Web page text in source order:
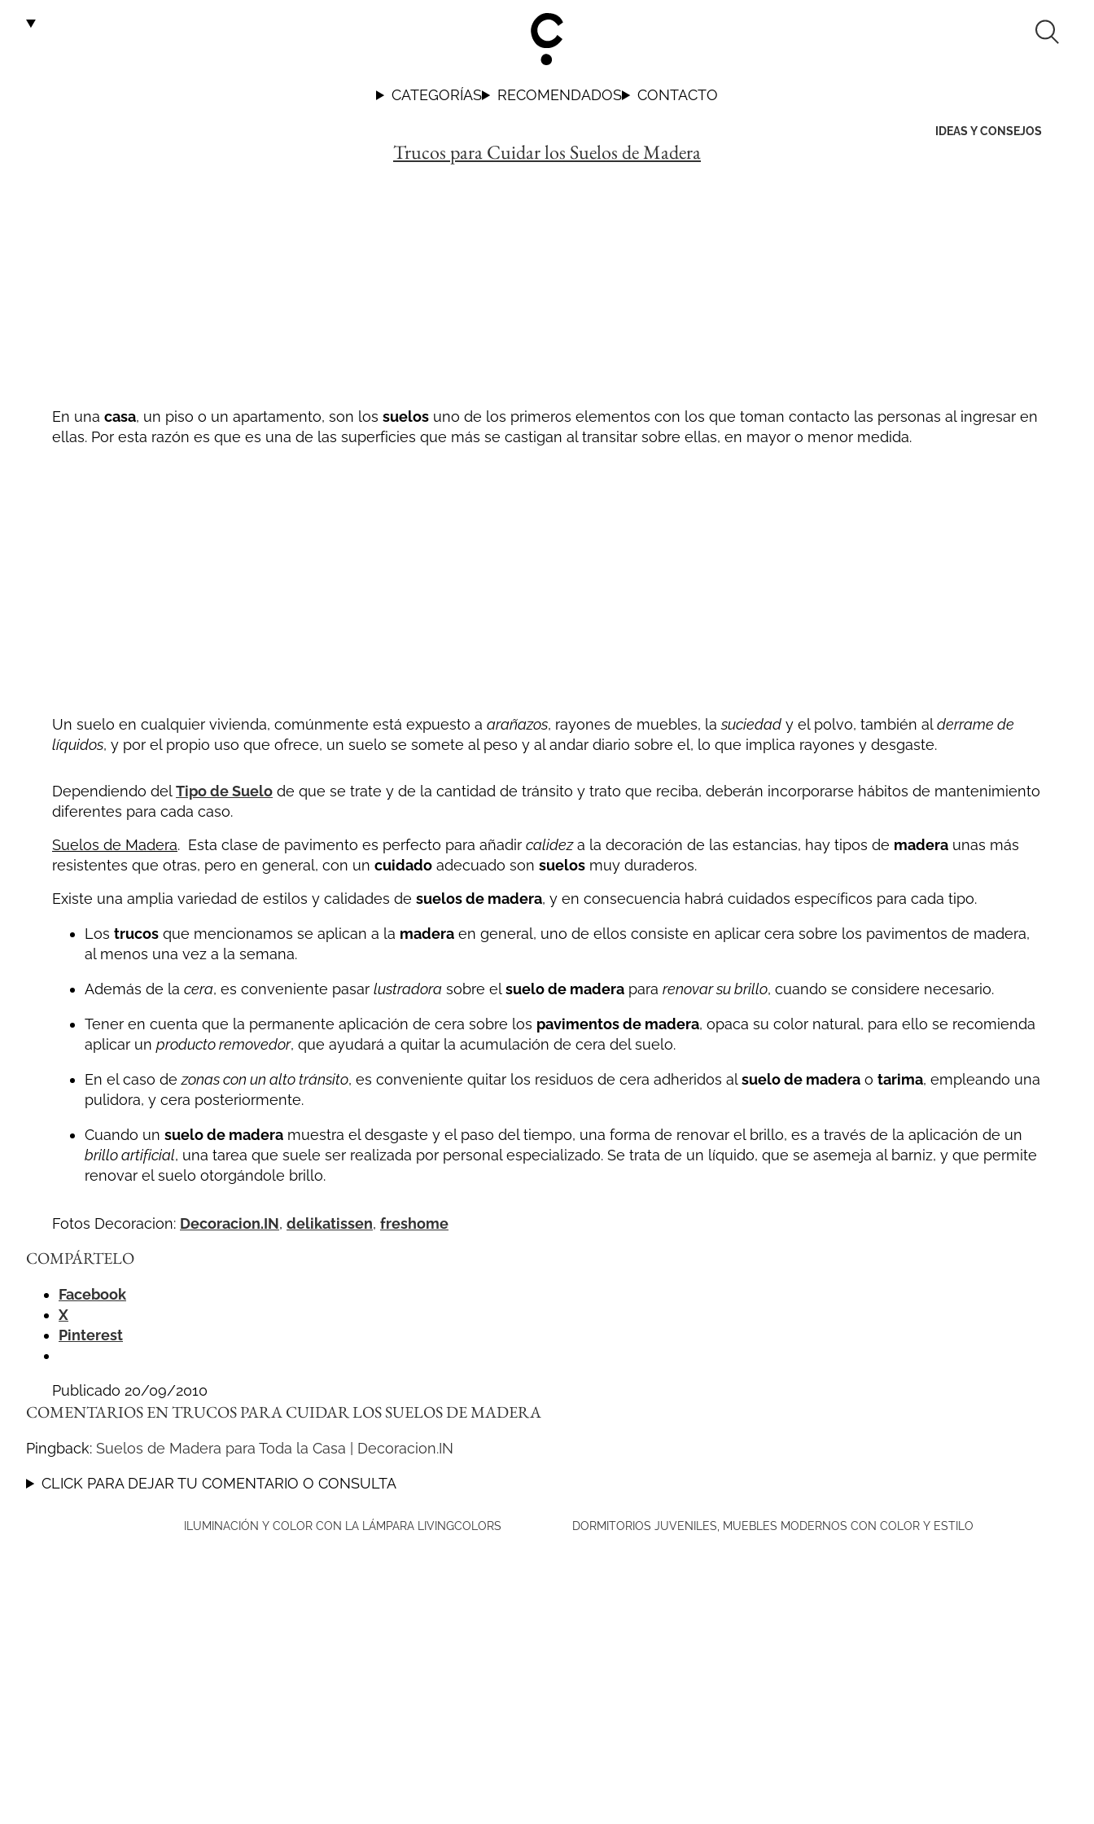
CATEGORÍAS RECOMENDADOS CONTACTO
CasaOriginal.com
IDEAS Y CONSEJOS
Trucos para Cuidar los Suelos de Madera
En una casa, un piso o un apartamento, son los suelos uno de los primeros elementos con los que toman contacto las personas al ingresar en
ellas. Por esta razón es que es una de las superficies que más se castigan al transitar sobre ellas, en mayor o menor medida.
Un suelo en cualquier vivienda, comúnmente está expuesto a arañazos, rayones de muebles, lasuciedad y el polvo, también alderrame de
líquidos, y por el propio uso que ofrece, un suelo se somete al peso y al andar diario sobre el, lo que implica rayones y desgaste.
Dependiendo delTipo de Suelo de que se trate y de la cantidad de tránsito y trato que reciba, deberán incorporarse hábitos de mantenimiento
diferentes para cada caso.
Suelos de Madera. Esta clase de pavimento es perfecto para añadir calideza la decoración de las estancias, hay tipos de madera unas más
resistentes que otras, pero en general, con un cuidado adecuado son suelos muy duraderos.
Existe una amplia variedad de estilos y calidades de suelos de madera, y en consecuencia habrá cuidados específicos para cada tipo.
Los trucos que mencionamos se aplican a la madera en general, uno de ellos consiste en aplicar cera sobre los pavimentos de madera,
al menos una vez a la semana.
Además de la cera, es conveniente pasar lustradora sobre elsuelo de madera para renovar su brillo, cuando se considere necesario.
Tener en cuenta que la permanente aplicación de cera sobre los pavimentos de madera, opaca su color natural, para ello se recomienda
aplicar un producto removedor, que ayudará a quitar la acumulación de cera del suelo.
En el caso de zonas con un alto tránsito, es conveniente quitar los residuos de cera adheridos alsuelo de madera o tarima, empleando una
pulidora, y cera posteriormente.
Cuando un suelo de madera muestra el desgaste y el paso del tiempo, una forma de renovar el brillo, es a través de la aplicación de un
brillo artificial, una tarea que suele ser realizada por personal especializado. Se trata de un líquido, que se asemeja al barniz, y que permite
renovar el suelo otorgándole brillo.
Fotos Decoracion: Decoracion.IN, delikatissen, freshome
COMPÁRTELO
Facebook
X
Pinterest
Publicado 20/09/2010
COMENTARIOS EN TRUCOS PARA CUIDAR LOS SUELOS DE MADERA
Pingback: Suelos de Madera para Toda la Casa | Decoracion.IN
CLICK PARA DEJAR TU COMENTARIO O CONSULTA
ILUMINACIÓN Y COLOR CON LA LÁMPARA LIVINGCOLORS DORMITORIOS JUVENILES, MUEBLES MODERNOS CON COLOR Y ESTILO